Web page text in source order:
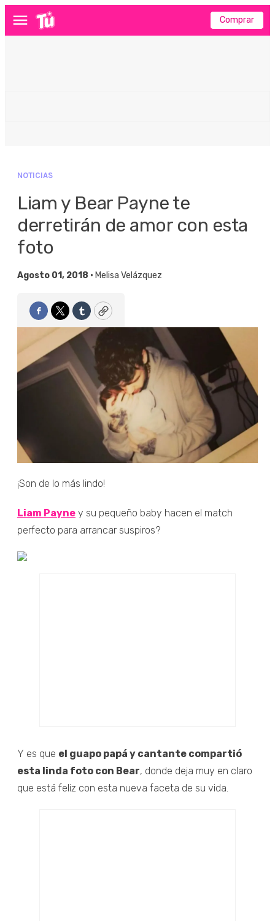
Menú Comprar
NOTICIAS
Liam y Bear Payne te
derretirán de amor con esta
foto
Agosto 01, 2018 • Melisa Velázquez
Facebook
TwitterTumblrCopy
¡Son de lo más lindo!
Liam Payne y su pequeño baby hacen el match
perfecto para arrancar suspiros?
Y es que el guapo papá y cantante compartió
esta linda foto con Bear, donde deja muy en claro
que está feliz con esta nueva faceta de su vida.